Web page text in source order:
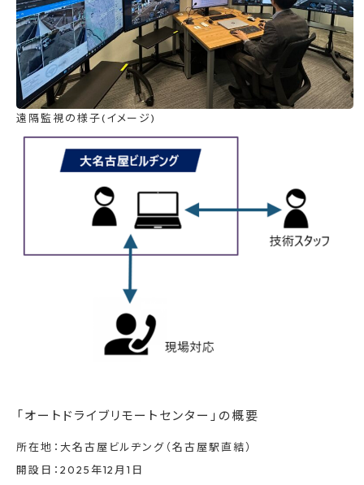
遠隔監視の様子(イメージ)
「オートドライブリモートセンター」の概要
所在地：大名古屋ビルヂング（名古屋駅直結）
開設日：2025年12月1日